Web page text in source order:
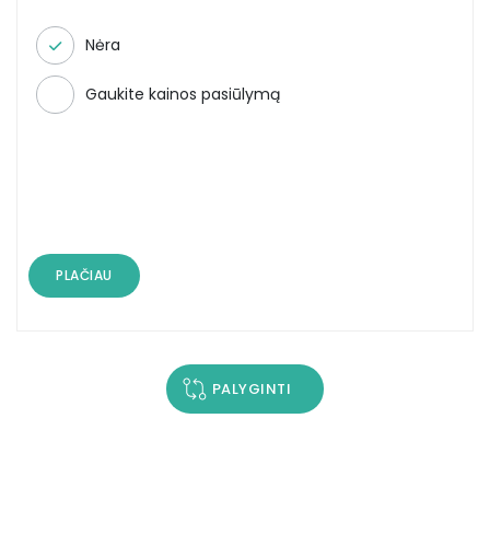
Nėra
Gaukite kainos pasiūlymą
PLAČIAU
PALYGINTI